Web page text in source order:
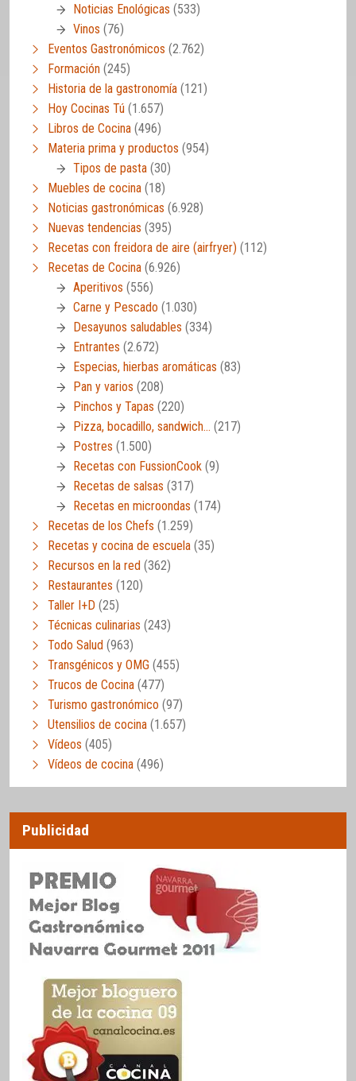
Noticias Enológicas (533)
Vinos (76)
Eventos Gastronómicos (2.762)
Formación (245)
Historia de la gastronomía (121)
Hoy Cocinas Tú (1.657)
Libros de Cocina (496)
Materia prima y productos (954)
Tipos de pasta (30)
Muebles de cocina (18)
Noticias gastronómicas (6.928)
Nuevas tendencias (395)
Recetas con freidora de aire (airfryer) (112)
Recetas de Cocina (6.926)
Aperitivos (556)
Carne y Pescado (1.030)
Desayunos saludables (334)
Entrantes (2.672)
Especias, hierbas aromáticas (83)
Pan y varios (208)
Pinchos y Tapas (220)
Pizza, bocadillo, sandwich… (217)
Postres (1.500)
Recetas con FussionCook (9)
Recetas de salsas (317)
Recetas en microondas (174)
Recetas de los Chefs (1.259)
Recetas y cocina de escuela (35)
Recursos en la red (362)
Restaurantes (120)
Taller I+D (25)
Técnicas culinarias (243)
Todo Salud (963)
Transgénicos y OMG (455)
Trucos de Cocina (477)
Turismo gastronómico (97)
Utensilios de cocina (1.657)
Vídeos (405)
Vídeos de cocina (496)
Publicidad